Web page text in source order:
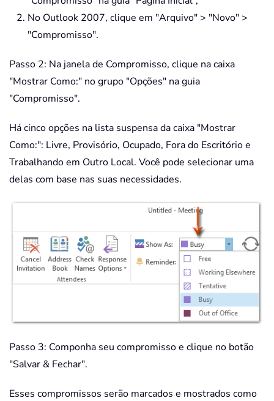
No Outlook 2007, clique em "Arquivo" > "Novo" >
"Compromisso".
Passo 2: Na janela de Compromisso, clique na caixa
"Mostrar Como:" no grupo "Opções" na guia
"Compromisso".
Há cinco opções na lista suspensa da caixa "Mostrar
Como:": Livre, Provisório, Ocupado, Fora do Escritório e
Trabalhando em Outro Local. Você pode selecionar uma
delas com base nas suas necessidades.
Passo 3: Componha seu compromisso e clique no botão
"Salvar & Fechar".
Esses compromissos serão marcados e mostrados como